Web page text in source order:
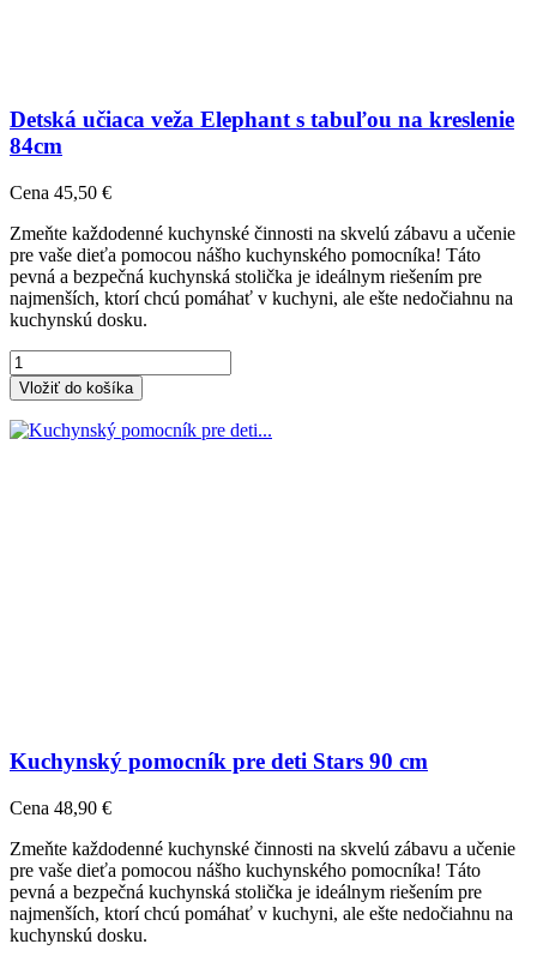
Detská učiaca veža Elephant s tabuľou na kreslenie
84cm
Cena 45,50 €
Zmeňte každodenné kuchynské činnosti na skvelú zábavu a učenie
pre vaše dieťa pomocou nášho kuchynského pomocníka! Táto
pevná a bezpečná kuchynská stolička je ideálnym riešením pre
najmenších, ktorí chcú pomáhať v kuchyni, ale ešte nedočiahnu na
kuchynskú dosku.
Vložiť do košíka
Kuchynský pomocník pre deti Stars 90 cm
Cena 48,90 €
Zmeňte každodenné kuchynské činnosti na skvelú zábavu a učenie
pre vaše dieťa pomocou nášho kuchynského pomocníka! Táto
pevná a bezpečná kuchynská stolička je ideálnym riešením pre
najmenších, ktorí chcú pomáhať v kuchyni, ale ešte nedočiahnu na
kuchynskú dosku.